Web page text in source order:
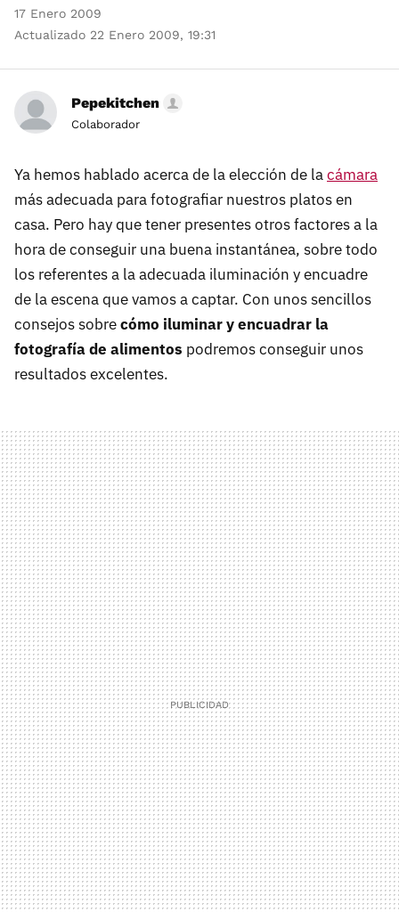
17 Enero 2009
Actualizado 22 Enero 2009, 19:31
Pepekitchen
Colaborador
Ya hemos hablado acerca de la elección de lacámara
más adecuada para fotografiar nuestros platos en
casa. Pero hay que tener presentes otros factores a la
hora de conseguir una buena instantánea, sobre todo
los referentes a la adecuada iluminación y encuadre
de la escena que vamos a captar. Con unos sencillos
consejos sobrecómo iluminar y encuadrar la
fotografía de alimentos podremos conseguir unos
resultados excelentes.